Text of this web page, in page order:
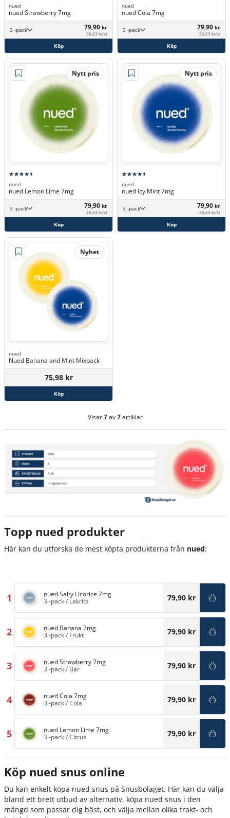
nued
nued Strawberry 7mg
3 -pack 79,90 kr
26,63 kr/st
Köp
nued
nued Cola 7mg
3 -pack 79,90 kr
26,63 kr/st
Köp
Nytt pris
nued
nued Lemon Lime 7mg
3 -pack 79,90 kr
26,63 kr/st
Köp
Nytt pris
nued
nued Icy Mint 7mg
3 -pack 79,90 kr
26,63 kr/st
Köp
Nyhet
nued
Nued Banana and Mint Mixpack
75,98 kr
Köp
Visar7av7artiklar
Topp nued produkter
Här kan du utforska de mest köpta produkterna från nued:
1
nued Salty Licorice 7mg
3 -pack/ Lakrits 79,90 kr
2
nued Banana 7mg
3 -pack/ Frukt 79,90 kr
3
nued Strawberry 7mg
3 -pack/ Bär 79,90 kr
4
nued Cola 7mg
3 -pack/Cola 79,90 kr
5
nued Lemon Lime 7mg
3 -pack/Citrus 79,90 kr
Köp nued snus online
Du kan enkelt köpa nued snus på Snusbolaget. Här kan du välja
bland ett brett utbud av alternativ, köpa nued snus i den
mängd som passar dig bäst, och välja mellan olika frakt- och